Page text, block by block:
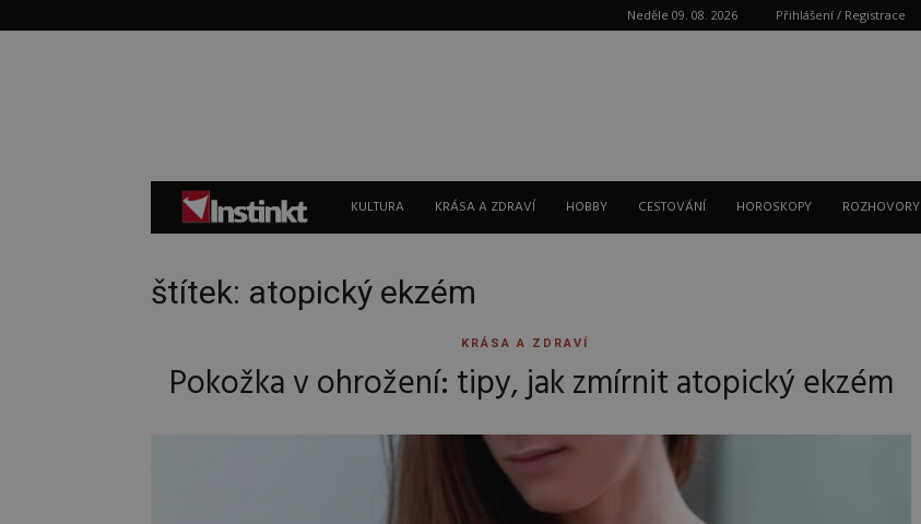
Neděle 09. 08. 2026 Přihlášení / Registrace
Instinkt
KULTURA KRÁSA A ZDRAVÍ HOBBY CESTOVÁNÍ HOROSKOPY ROZHOVORY
štítek: atopický ekzém
KRÁSA A ZDRAVÍ
Pokožka v ohrožení: tipy, jak zmírnit atopický ekzém